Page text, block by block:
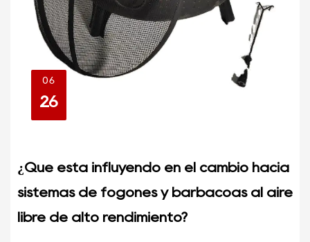
06
26
¿Qué está influyendo en el cambio hacia
sistemas de fogones y barbacoas al aire
libre de alto rendimiento?